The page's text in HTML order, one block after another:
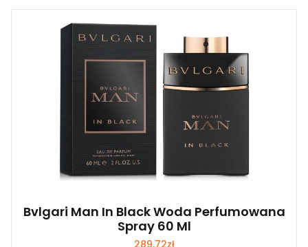
Bvlgari Man In Black Woda Perfumowana
Spray 60 Ml
289,72zł